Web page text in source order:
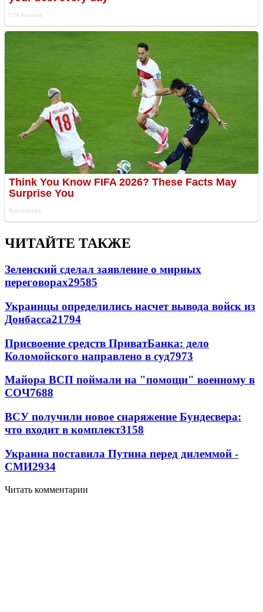
ЧИТАЙТЕ ТАКЖЕ
Зеленский сделал заявление о мирных
переговорах29585
Украинцы определились насчет вывода войск из
Донбасса21794
Присвоение средств ПриватБанка: дело
Коломойского направлено в суд7973
Майора ВСП поймали на "помощи" военному в
СОЧ7688
ВСУ получили новое снаряжение Бундесвера:
что входит в комплект3158
Украина поставила Путина перед дилеммой -
СМИ2934
Читать комментарии